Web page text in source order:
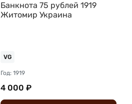
Банкнота 75 рублей 1919
Житомир Украина
VG
Год: 1919
4 000 ₽